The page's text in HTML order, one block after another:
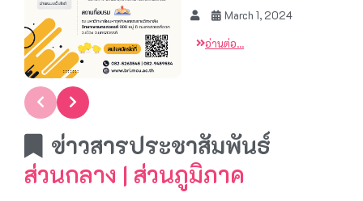
March 1, 2024
อ่านต่อ...
ข่าวสารประชาสัมพันธ์
ส่วนกลาง | ส่วนภูมิภาค